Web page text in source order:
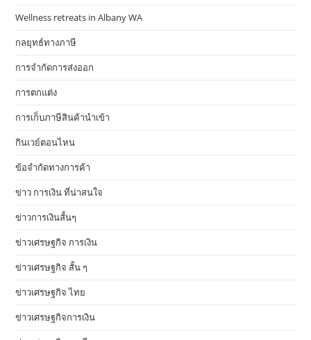
Wellness retreats in Albany WA
กลยุทธ์ทางภาษี
การจำกัดการส่งออก
การตกแต่ง
การเก็บภาษีสินค้านำเข้า
กินเวย์ตอนไหน
ข้อจำกัดทางการค้า
ข่าว การเงิน ที่น่าสนใจ
ข่าวการเงินสั้นๆ
ข่าวเศรษฐกิจ การเงิน
ข่าวเศรษฐกิจ สั้น ๆ
ข่าวเศรษฐกิจ ไทย
ข่าวเศรษฐกิจการเงิน